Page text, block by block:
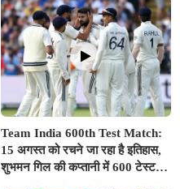
गिरी गाज, टोल वसूली रोकी गई
Team India 600th Test Match:
15 अगस्त को रचने जा रहा है इतिहास,
शुभमन गिल की कप्तानी में 600 टेस्ट